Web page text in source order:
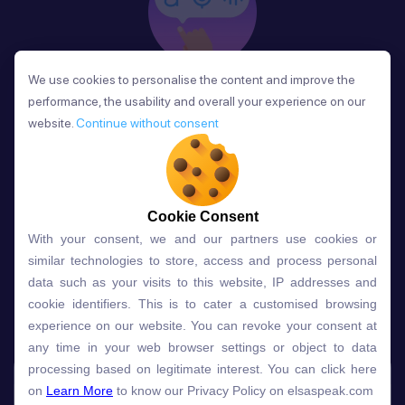
Phản Hồi
Sau mỗi bài học, người học nhận phản hồi về phát
âm và ngữ pháp ngay lập tức, giúp cải thiện kỹ năng
và tiến bộ nhanh chóng.
Lựa chọn gói học ELSA dành
cho bạn
Gói học Free Premium
Speech Analyzer
We use cookies to personalise the content and improve the
performance, the usability and overall your experience on our
website. Continue without consent
Cookie Consent
With your consent, we and our partners use cookies or
similar technologies to store, access and process personal
data such as your visits to this website, IP addresses and
cookie identifiers. This is to cater a customised browsing
experience on our website. You can revoke your consent at
any time in your web browser settings or object to data
processing based on legitimate interest. You can click here
on Learn More to know our Privacy Policy on elsaspeak.com
We use cookies to personalise the content and improve the
performance, the usability and overall your experience on our
website. Continue without consent
Cookie Consent
With your consent, we and our partners use cookies or
similar technologies to store, access and process personal
data such as your visits to this website, IP addresses and
cookie identifiers. This is to cater a customised browsing
experience on our website. You can revoke your consent at
any time in your web browser settings or object to data
processing based on legitimate interest. You can click here
on Learn More to know our Privacy Policy on elsaspeak.com